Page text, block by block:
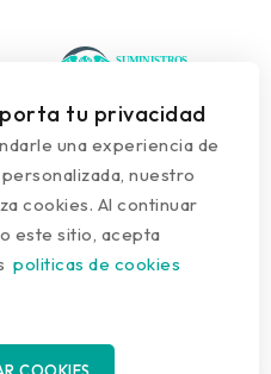
web: colguía.com.co
tu privacidad
una experiencia de
nuestro
cookies. Al continuar
este sitio, acepta
politicas de cookies